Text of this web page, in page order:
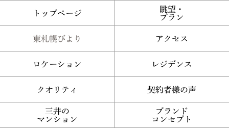
トップページ
眺望・
プラン
東札幌びより アクセス
ロケーション レジデンス
クオリティ 契約者様の声
三井の
マンション
ブランド
コンセプト